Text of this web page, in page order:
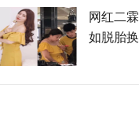
网红二
如脱胎